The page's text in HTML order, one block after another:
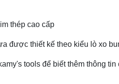
thép cao cấp
được thiết kế theo kiểu lò xo
tools để biết thêm thông